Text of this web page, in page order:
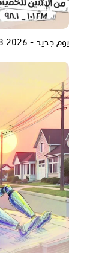
يوم جديد - 04.08.2026